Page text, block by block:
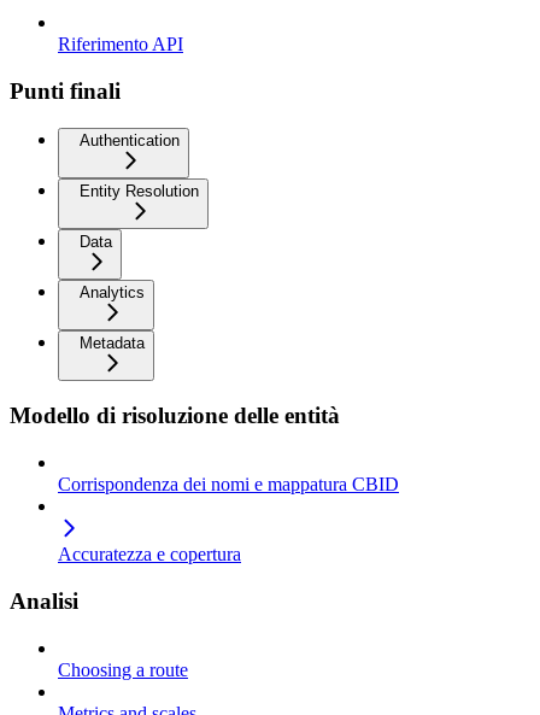
Riferimento API
Punti finali
Authentication
Entity Resolution
Data
Analytics
Metadata
Modello di risoluzione delle entità
Corrispondenza dei nomi e mappatura CBID
Accuratezza e copertura
Analisi
Choosing a route